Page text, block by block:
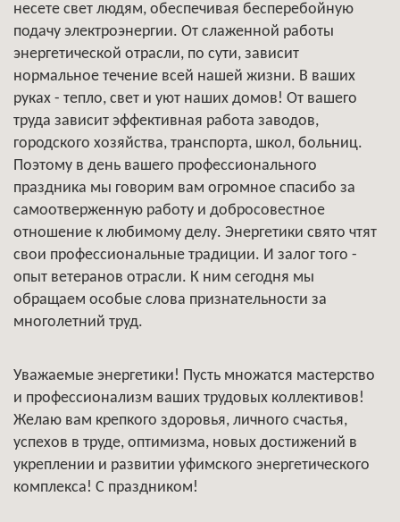
несете свет людям, обеспечивая бесперебойную
подачу электроэнергии. От слаженной работы
энергетической отрасли, по сути, зависит
нормальное течение всей нашей жизни. В ваших
руках - тепло, свет и уют наших домов! От вашего
труда зависит эффективная работа заводов,
городского хозяйства, транспорта, школ, больниц.
Поэтому в день вашего профессионального
праздника мы говорим вам огромное спасибо за
самоотверженную работу и добросовестное
отношение к любимому делу. Энергетики свято чтят
свои профессиональные традиции. И залог того -
опыт ветеранов отрасли. К ним сегодня мы
обращаем особые слова признательности за
многолетний труд.
Уважаемые энергетики! Пусть множатся мастерство
и профессионализм ваших трудовых коллективов!
Желаю вам крепкого здоровья, личного счастья,
успехов в труде, оптимизма, новых достижений в
укреплении и развитии уфимского энергетического
комплекса! С праздником!